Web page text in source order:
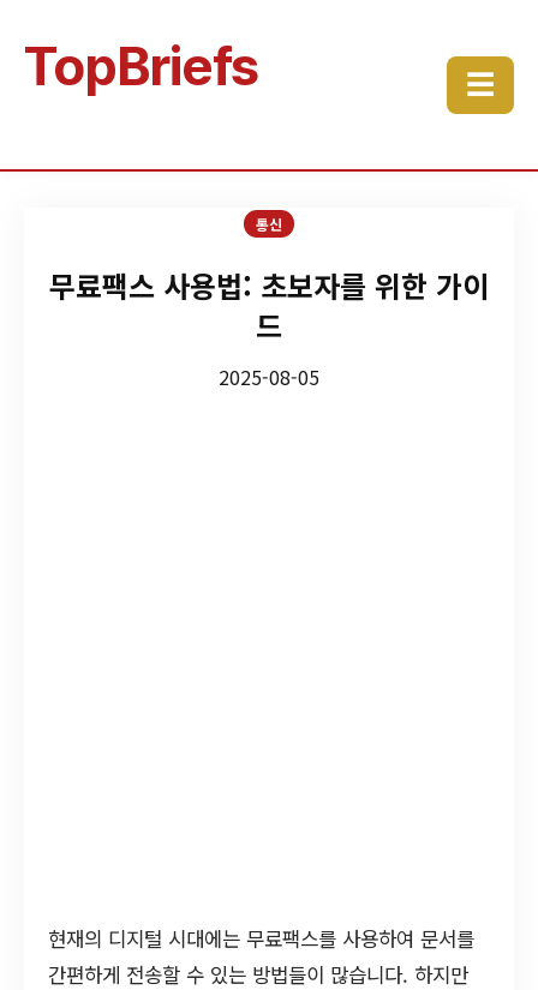
TopBriefs ☰
통신
무료팩스 사용법: 초보자를 위한 가이
드
2025-08-05
현재의 디지털 시대에는 무료팩스를 사용하여 문서를
간편하게 전송할 수 있는 방법들이 많습니다. 하지만